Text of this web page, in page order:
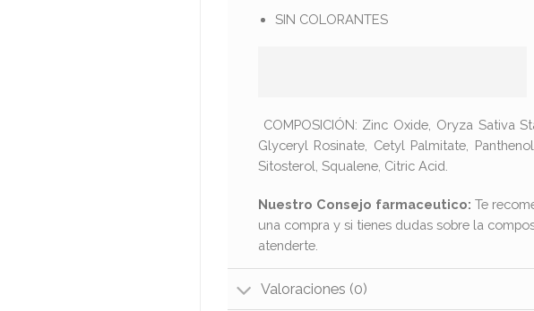
SIN COLORANTES
COMPOSICIÓN: Zinc Oxide, Oryza Sativa
Glyceryl Rosinate, Cetyl Palmitate,
Sitosterol, Squalene, Citric Acid.
Nuestro Consejo farmaceutico: Te
una compra y si tienes dudas sobre la
atenderte.
Valoraciones (0)